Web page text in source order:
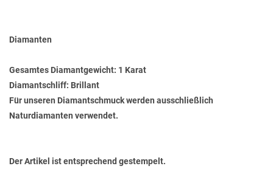
Diamanten
Gesamtes Diamantgewicht: 1 Karat
Diamantschliff: Brillant
Für unseren Diamantschmuck werden ausschließlich
Naturdiamanten verwendet.
Der Artikel ist entsprechend gestempelt.